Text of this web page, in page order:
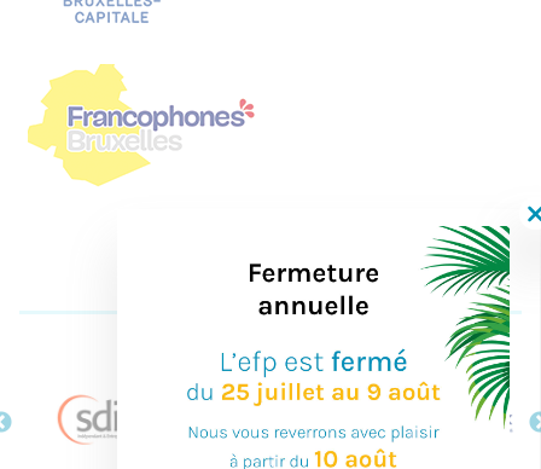
Nos partenaires